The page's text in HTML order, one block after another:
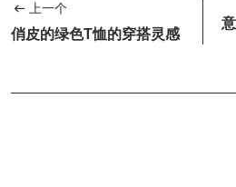
上一个
俏皮的绿色T恤的穿搭灵感